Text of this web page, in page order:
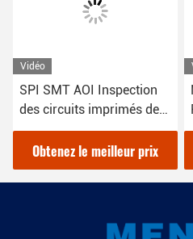
Vidéo
SPI SMT AOI Inspection
des circuits imprimés de
machines pour le contrôle
de la qualité
Obtenez le meilleur prix